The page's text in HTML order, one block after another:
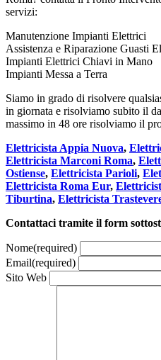
servizi:
Manutenzione Impianti Elettrici
Assistenza e Riparazione Guasti
Impianti Elettrici Chiavi in Mano
Impianti Messa a Terra
Siamo in grado di risolvere
in giornata e risolviamo subito il
massimo in 48 ore risolviamo il
Elettricista Appia Nuova,
Elettricista Marconi Roma,
Ostiense, Elettricista Parioli,
Elettricista Roma Eur,
Tiburtina, Elettricista
Contattaci tramite il form
Nome(required)
Email(required)
Sito Web